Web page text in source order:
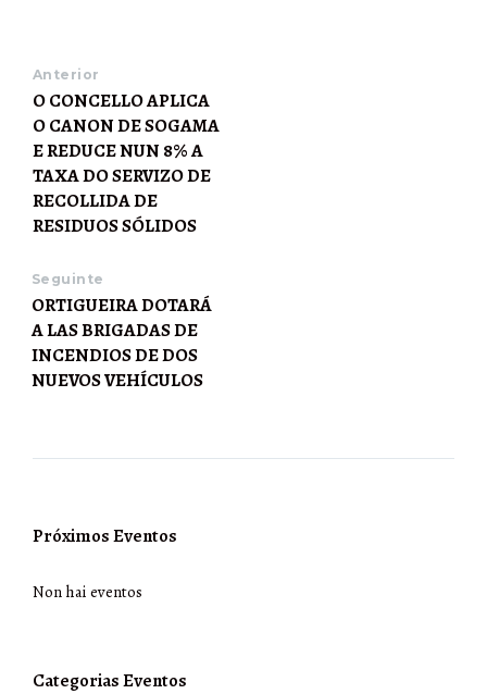
Anterior
O CONCELLO APLICA
O CANON DE SOGAMA
E REDUCE NUN 8% A
TAXA DO SERVIZO DE
RECOLLIDA DE
RESIDUOS SÓLIDOS
Seguinte
ORTIGUEIRA DOTARÁ
A LAS BRIGADAS DE
INCENDIOS DE DOS
NUEVOS VEHÍCULOS
Próximos Eventos
Non hai eventos
Categorias Eventos